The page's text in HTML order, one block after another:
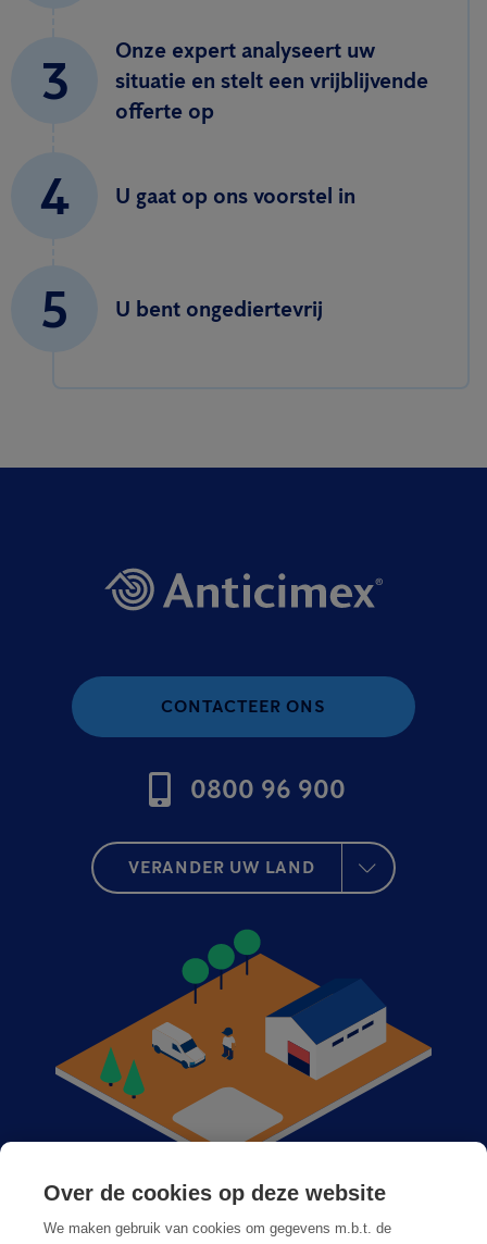
3
Onze expert analyseert uw
situatie en stelt een vrijblijvende
offerte op
4 U gaat op ons voorstel in
5 U bent ongediertevrij
CONTACTEER ONS
0800 96 900
VERANDER UW LAND
Anticimex bij u in de buurt
Over de cookies op deze website
We maken gebruik van cookies om gegevens m.b.t. de